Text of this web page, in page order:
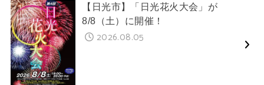
【日光市】「日光花火大会」が
8/8（土）に開催！
2026.08.05